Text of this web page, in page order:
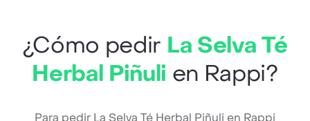
¿Cómo pedir La Selva Té
Herbal Piñuli en Rappi?
Para pedir La Selva Té Herbal Piñuli en Rappi